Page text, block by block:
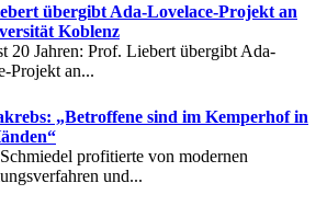
übergibt Ada-Lovelace-Projekt an
Koblenz
20 Jahren: Prof. Liebert übergibt Ada-
Projekt an...
„Betroffene sind im Kemperhof in
profitierte von modernen
und...